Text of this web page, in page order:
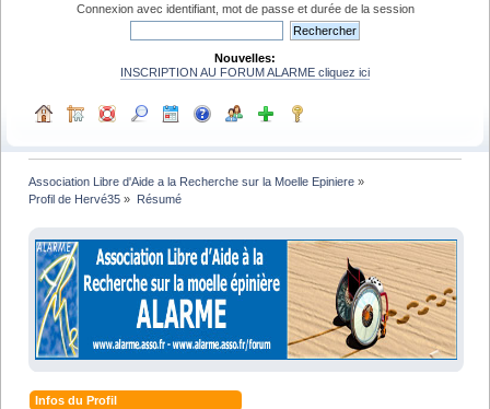
Connexion avec identifiant, mot de passe et durée de la session
Nouvelles:
INSCRIPTION AU FORUM ALARME cliquez ici
Association Libre d'Aide a la Recherche sur la Moelle Epiniere »
Profil de Hervé35 » Résumé
Infos du Profil